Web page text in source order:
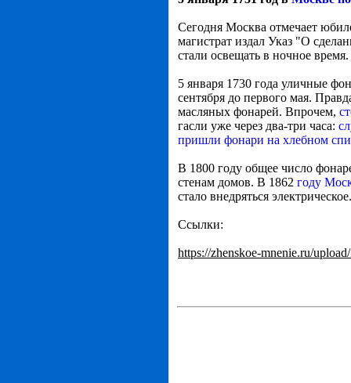
Сегодня Москва отмечает
магистрат издал Указ "О
стали освещать в ночное время.
5 января 1730 года уличные
сентября до первого мая.
масляных фонарей. Впрочем,
гасли уже через два-три часа:
пришли фонари на хлебном
В 1800 году общее число
стенам домов. В 1862 году
стало внедряться электрическое.
Ссылки:
https://zhenskoe-mnenie.ru/